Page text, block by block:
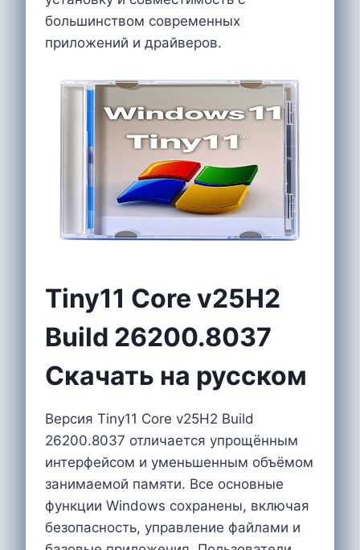
большинством современных
приложений и драйверов.
Tiny11 Core v25H2
Build 26200.8037
Скачать на русском
Версия Tiny11 Core v25H2 Build
26200.8037 отличается упрощённым
интерфейсом и уменьшенным объёмом
занимаемой памяти. Все основные
функции Windows сохранены, включая
безопасность, управление файлами и